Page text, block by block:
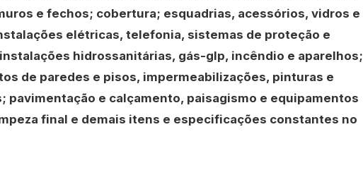
e fechos; cobertura; esquadrias, acessórios, vidros e
elétricas, telefonia, sistemas de proteção e
hidrossanitárias, gás-glp, incêndio e aparelhos;
de paredes e pisos, impermeabilizações, pinturas e
pavimentação e calçamento, paisagismo e equipamentos
final e demais itens e especificações constantes no